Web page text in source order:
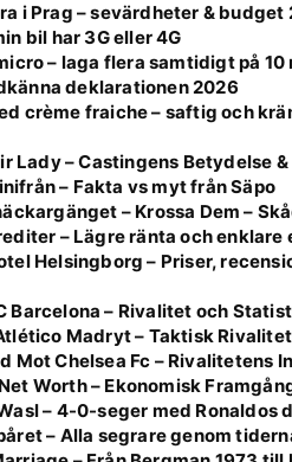
i Prag – sevärdheter & budget
bil har 3G eller 4G
– laga flera samtidigt på 10
deklarationen 2026
crème fraiche – saftig och
Lady – Castingens Betydelse
– Fakta vs myt från Säpo
– Krossa Dem –
– Lägre ränta och enklare
Helsingborg – Priser,
Barcelona – Rivalitet och
Madryt – Taktisk Rivalitet
Mot Chelsea Fc – Rivalitetens
Worth – Ekonomisk
– 4-0-seger med Ronaldos
– Alla segrare genom